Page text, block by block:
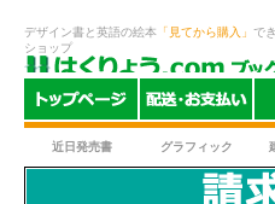
デザイン書と英語の絵本 「見てから購入」 で
ショップ
近日発売書 グラフィック